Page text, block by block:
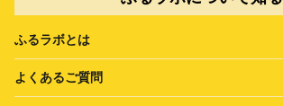
ふるラボとは
よくあるご質問